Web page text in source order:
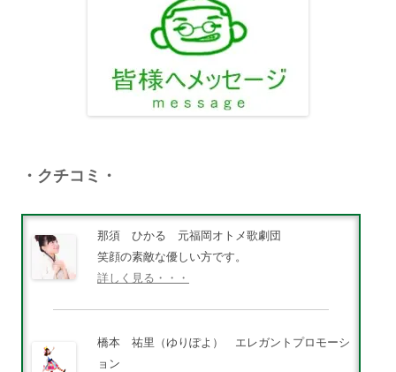
・クチコミ・
那須 ひかる 元福岡オトメ歌劇団
笑顔の素敵な優しい方です。
詳しく見る・・・
橋本 祐里（ゆりぽよ） エレガントプロモーシ
ョン